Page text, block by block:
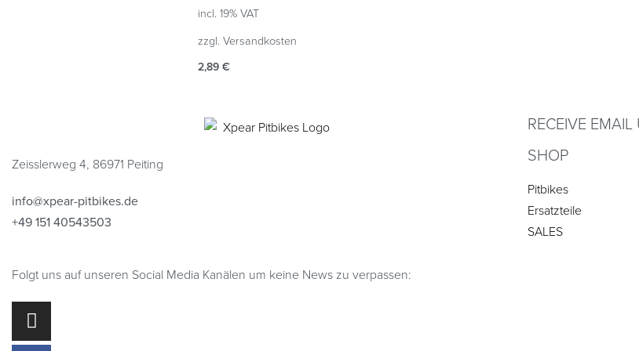
incl. 19% VAT
zzgl. Versandkosten
2,89 €
Zeisslerweg 4, 86971 Peiting
info@xpear-pitbikes.de
+49 151 40543503
Folgt uns auf unseren Social Media Kanälen um keine News zu verpassen:
RECEIVE EMAIL
SHOP
Pitbikes
Ersatzteile
SALES